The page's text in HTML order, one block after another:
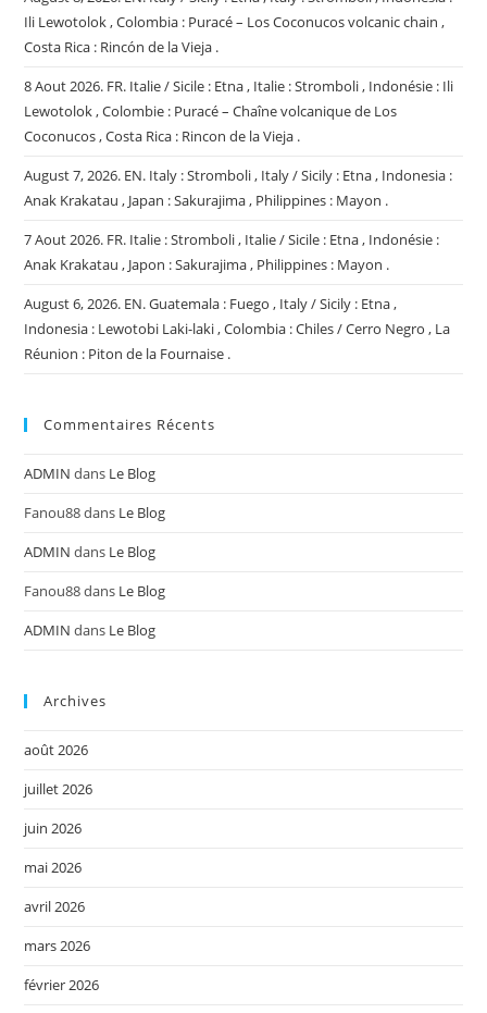
Ili Lewotolok , Colombia : Puracé – Los Coconucos volcanic chain ,
Costa Rica : Rincón de la Vieja .
8 Aout 2026. FR. Italie / Sicile : Etna , Italie : Stromboli , Indonésie : Ili
Lewotolok , Colombie : Puracé – Chaîne volcanique de Los
Coconucos , Costa Rica : Rincon de la Vieja .
August 7, 2026. EN. Italy : Stromboli , Italy / Sicily : Etna , Indonesia :
Anak Krakatau , Japan : Sakurajima , Philippines : Mayon .
7 Aout 2026. FR. Italie : Stromboli , Italie / Sicile : Etna , Indonésie :
Anak Krakatau , Japon : Sakurajima , Philippines : Mayon .
August 6, 2026. EN. Guatemala : Fuego , Italy / Sicily : Etna ,
Indonesia : Lewotobi Laki-laki , Colombia : Chiles / Cerro Negro , La
Réunion : Piton de la Fournaise .
Commentaires Récents
ADMIN dans Le Blog
Fanou88dans Le Blog
ADMIN dans Le Blog
Fanou88dans Le Blog
ADMIN dans Le Blog
Archives
août 2026
juillet 2026
juin 2026
mai 2026
avril 2026
mars 2026
février 2026